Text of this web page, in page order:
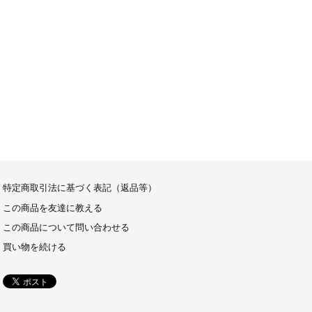
特定商取引法に基づく表記（返品等）
この商品を友達に教える
この商品について問い合わせる
買い物を続ける